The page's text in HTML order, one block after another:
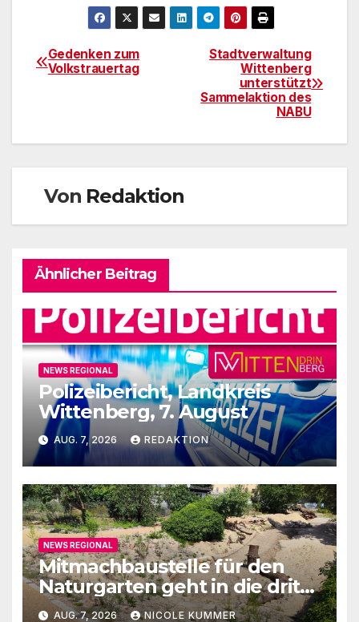
Beitragsnavigation
Stadtverwaltung
Wittenberg
unterstützt
Sammelaktion des
NABU
Gedenken zum
Volkstrauertag
Von Redaktion
Ähnlicher Beitrag
NEWS REGIONAL
Polizeibericht, Landkreis
Wittenberg, 7. August
AUG. 7, 2026 REDAKTION
NEWS REGIONAL
Mitmachbaustelle für den
Naturgarten geht in die dritte
Runde
AUG. 7, 2026 NICOLE KUMMER